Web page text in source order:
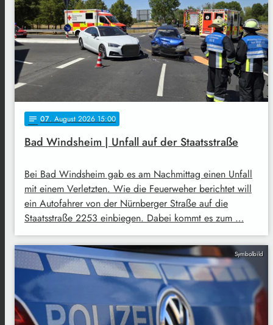
notes 07. August 2026 15:00
Bad Windsheim | Unfall auf der Staatsstraße
Bei Bad Windsheim gab es am Nachmittag einen Unfall
mit einem Verletzten. Wie die Feuerweher berichtet will
ein Autofahrer von der Nürnberger Straße auf die
Staatsstraße 2253 einbiegen. Dabei kommt es zum …
Symbolbild